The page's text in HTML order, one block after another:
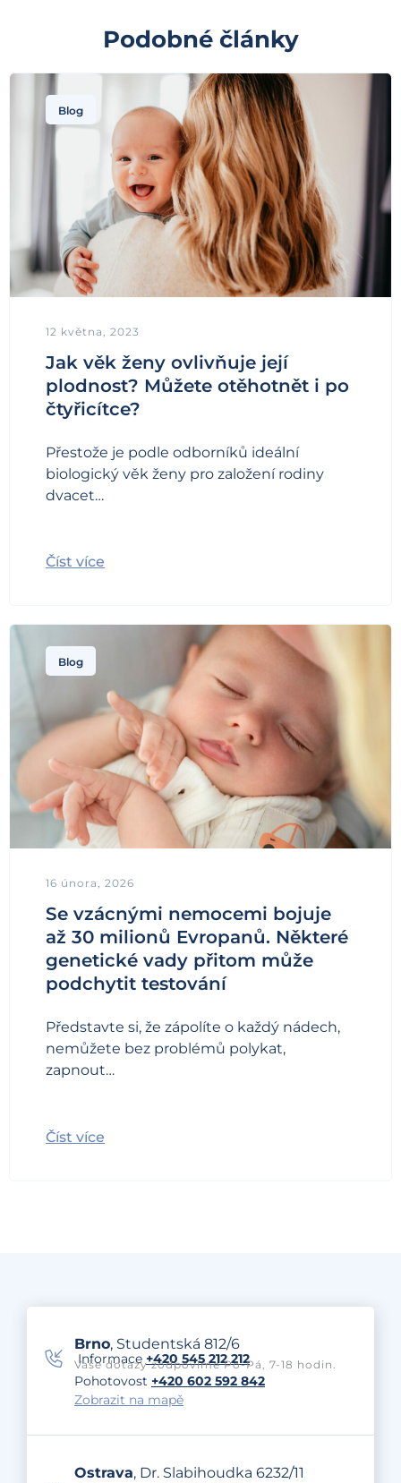
Podobné články
Blog
12 května, 2023
Jak věk ženy ovlivňuje její
plodnost? Můžete otěhotnět i po
čtyřicítce?
Přestože je podle odborníků ideální
biologický věk ženy pro založení rodiny
dvacet…
Číst více
Blog
16 února, 2026
Se vzácnými nemocemi bojuje
až 30 milionů Evropanů. Některé
genetické vady přitom může
podchytit testování
Představte si, že zápolíte o každý nádech,
nemůžete bez problémů polykat,
zapnout…
Číst více
Brno, Studentská 812/6
Informace +420 545 212 212
Vaše dotazy zodpovíme Po-Pá, 7-18 hodin.
Pohotovost +420 602 592 842
Zobrazit na mapě
Ostrava, Dr. Slabihoudka 6232/11